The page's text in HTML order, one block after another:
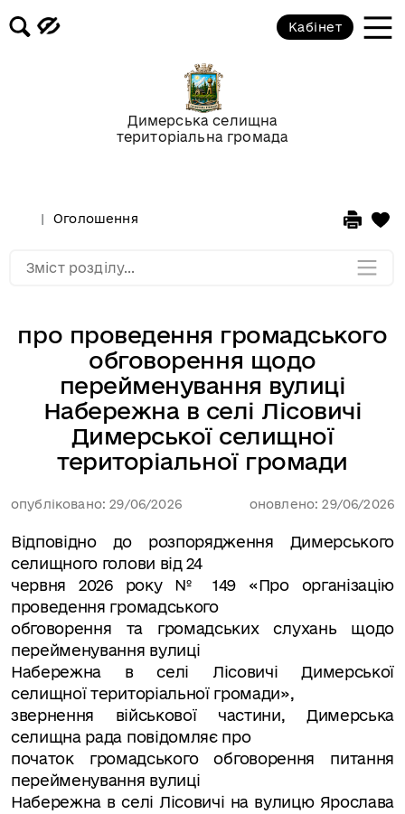
Димерська селищна
територіальна громада
Кабінет
Оголошення
про проведення громадського
обговорення щодо
перейменування вулиці
Набережна в селі Лісовичі
Димерської селищної
територіальної громади
опубліковано: 29/06/2026 оновлено: 29/06/2026
Відповідно до розпорядження Димерського
селищного голови від 24
червня 2026 року № 149 «Про організацію
проведення громадського
обговорення та громадських слухань щодо
перейменування вулиці
Набережна в селі Лісовичі Димерської
селищної територіальної громади»,
звернення військової частини, Димерська
селищна рада повідомляє про
початок громадського обговорення питання
перейменування вулиці
Набережна в селі Лісовичі на вулицю Ярослава
Зміст розділу...